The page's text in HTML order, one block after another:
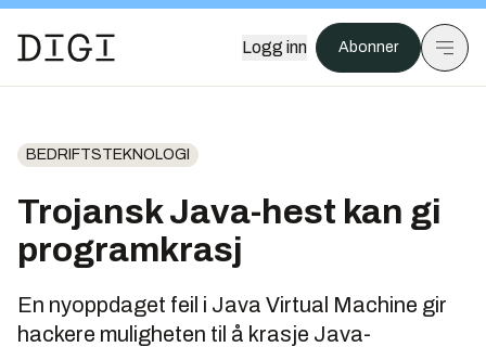
Logg inn Abonner
BEDRIFTSTEKNOLOGI
Trojansk Java-hest kan gi
programkrasj
En nyoppdaget feil i Java Virtual Machine gir
hackere muligheten til å krasje Java-